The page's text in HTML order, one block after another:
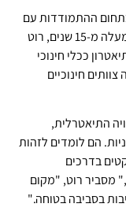
ההתמודדות עם
אלימות בקרב ילדים ובני נוער. עם ניסיון של למעלה מ-15 שנים, רוט
ככלי חינוכי
חינוכיים
התיאטרלית,
הם לומדים לזהות
בדרכים
מסביר רוט, "מקום
בסביבה בטוחה."